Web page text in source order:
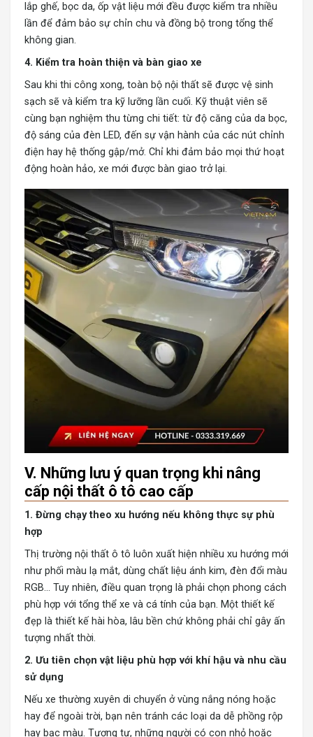
lắp ghế, bọc da, ốp vật liệu mới đều được kiểm tra nhiều
lần để đảm bảo sự chỉn chu và đồng bộ trong tổng thể
không gian.
4. Kiểm tra hoàn thiện và bàn giao xe
Sau khi thi công xong, toàn bộ nội thất sẽ được vệ sinh
sạch sẽ và kiểm tra kỹ lưỡng lần cuối. Kỹ thuật viên sẽ
cùng bạn nghiệm thu từng chi tiết: từ độ căng của da bọc,
độ sáng của đèn LED, đến sự vận hành của các nút chỉnh
điện hay hệ thống gập/mở. Chỉ khi đảm bảo mọi thứ hoạt
động hoàn hảo, xe mới được bàn giao trở lại.
V. Những lưu ý quan trọng khi nâng
cấp nội thất ô tô cao cấp
1. Đừng chạy theo xu hướng nếu không thực sự phù
hợp
Thị trường nội thất ô tô luôn xuất hiện nhiều xu hướng mới
như phối màu lạ mắt, dùng chất liệu ánh kim, đèn đổi màu
RGB… Tuy nhiên, điều quan trọng là phải chọn phong cách
phù hợp với tổng thể xe và cá tính của bạn. Một thiết kế
đẹp là thiết kế hài hòa, lâu bền chứ không phải chỉ gây ấn
tượng nhất thời.
2. Ưu tiên chọn vật liệu phù hợp với khí hậu và nhu cầu
sử dụng
Nếu xe thường xuyên di chuyển ở vùng nắng nóng hoặc
hay để ngoài trời, bạn nên tránh các loại da dễ phồng rộp
hay bạc màu. Tương tự, những người có con nhỏ hoặc